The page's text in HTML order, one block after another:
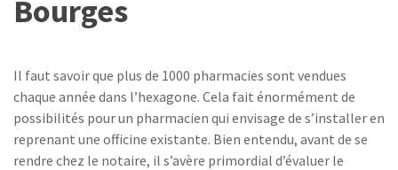
Bourges
Il faut savoir que plus de 1000 pharmacies sont vendues
chaque année dans l’hexagone. Cela fait énormément de
possibilités pour un pharmacien qui envisage de s’installer en
reprenant une officine existante. Bien entendu, avant de se
rendre chez le notaire, il s’avère primordial d’évaluer le